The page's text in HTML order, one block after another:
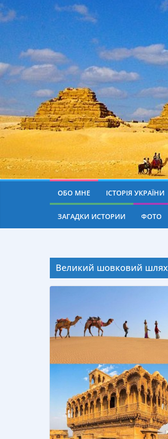
ОБО МНЕ ІСТОРІЯ УКРАЇНИ
ЗАГАДКИ ИСТОРИИ ФОТО
Великий шовковий шлях